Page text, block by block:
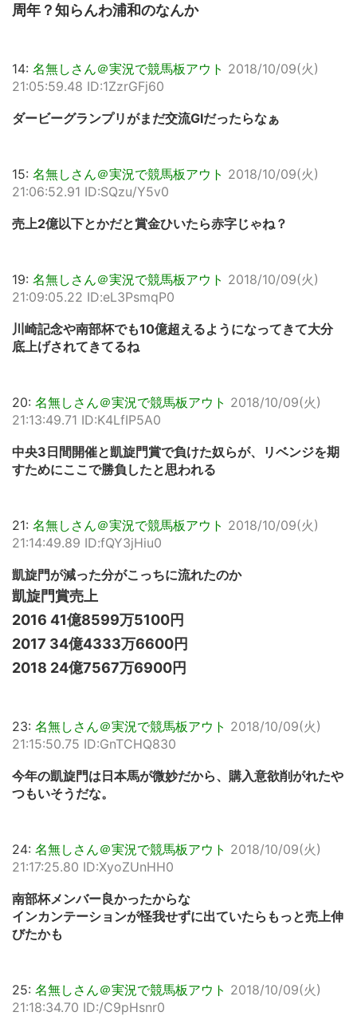
周年？知らんわ浦和のなんか
14: 名無しさん＠実況で競馬板アウト 2018/10/09(火)
21:05:59.48 ID:1ZzrGFj60
ダービーグランプリがまだ交流GIだったらなぁ
15: 名無しさん＠実況で競馬板アウト 2018/10/09(火)
21:06:52.91 ID:SQzu/Y5v0
売上2億以下とかだと賞金ひいたら赤字じゃね？
19: 名無しさん＠実況で競馬板アウト 2018/10/09(火)
21:09:05.22 ID:eL3PsmqP0
川崎記念や南部杯でも10億超えるようになってきて大分
底上げされてきてるね
20: 名無しさん＠実況で競馬板アウト 2018/10/09(火)
21:13:49.71 ID:K4LfIP5A0
中央3日間開催と凱旋門賞で負けた奴らが、リベンジを期
すためにここで勝負したと思われる
21: 名無しさん＠実況で競馬板アウト 2018/10/09(火)
21:14:49.89 ID:fQY3jHiu0
凱旋門が減った分がこっちに流れたのか
凱旋門賞売上
2016 41億8599万5100円
2017 34億4333万6600円
2018 24億7567万6900円
23: 名無しさん＠実況で競馬板アウト 2018/10/09(火)
21:15:50.75 ID:GnTCHQ830
今年の凱旋門は日本馬が微妙だから、購入意欲削がれたや
つもいそうだな。
24: 名無しさん＠実況で競馬板アウト 2018/10/09(火)
21:17:25.80 ID:XyoZUnHH0
南部杯メンバー良かったからな
インカンテーションが怪我せずに出ていたらもっと売上伸
びたかも
25: 名無しさん＠実況で競馬板アウト 2018/10/09(火)
21:18:34.70 ID:/C9pHsnr0